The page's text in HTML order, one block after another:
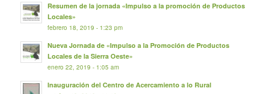
Resumen de la jornada «Impulso a la promoción de Productos
Locales»
febrero 18, 2019 - 1:23 pm
Nueva Jornada de «Impulso a la Promoción de Productos
Locales de la Sierra Oeste»
enero 22, 2019 - 1:05 am
Inauguración del Centro de Acercamiento a lo Rural